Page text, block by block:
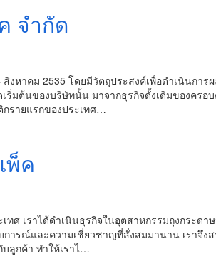
จำกัด
งหาคม 2535 โดยมีวัตถุประสงค์เพื่อดำเนินกา
ริ่มต้นของบริษัทนั้น มาจากธุรกิจดั้งเดิมของครอ
รายแรกของประเทศ…
พ็ค
ศ เราได้ดำเนินธุรกิจในอุตสาหกรรมถุงกระด
ารณ์และความเชี่ยวชาญที่สั่งสมมานาน เราจึ
ลูกค้า ทำให้เราไ…